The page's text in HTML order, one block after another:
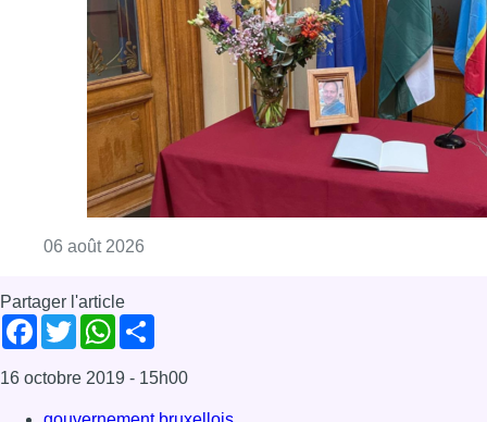
Partager l'article
FacebookTwitterWhatsApp
Share
16 octobre 2019- 15h00
gouvernement bruxellois
Politique
Bruxelles-ville
News
Offres d’emploi